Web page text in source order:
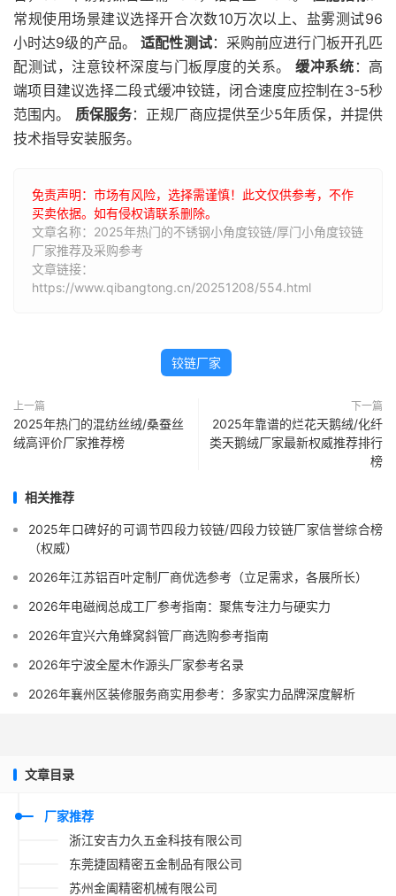
常规使用场景建议选择开合次数10万次以上、盐雾测试96
小时达9级的产品。适配性测试：采购前应进行门板开孔匹
配测试，注意铰杯深度与门板厚度的关系。缓冲系统 ：高
端项目建议选择二段式缓冲铰链，闭合速度应控制在3-5秒
范围内。 质保服务：正规厂商应提供至少5年质保，并提供
技术指导安装服务。
免责声明：市场有风险，选择需谨慎！此文仅供参考，不作
买卖依据。如有侵权请联系删除。
文章名称：2025年热门的不锈钢小角度铰链/厚门小角度铰链
厂家推荐及采购参考
文章链接：
https://www.qibangtong.cn/20251208/554.html
铰链厂家
上一篇
2025年热门的混纺丝绒/桑蚕丝
绒高评价厂家推荐榜
下一篇
2025年靠谱的烂花天鹅绒/化纤
类天鹅绒厂家最新权威推荐排行
榜
相关推荐
2025年口碑好的可调节四段力铰链/四段力铰链厂家信誉综合榜
（权威）
2026年江苏铝百叶定制厂商优选参考（立足需求，各展所长）
2026年电磁阀总成工厂参考指南：聚焦专注力与硬实力
2026年宜兴六角蜂窝斜管厂商选购参考指南
2026年宁波全屋木作源头厂家参考名录
2026年襄州区装修服务商实用参考：多家实力品牌深度解析
文章目录
厂家推荐
浙江安吉力久五金科技有限公司
东莞捷固精密五金制品有限公司
苏州金阖精密机械有限公司